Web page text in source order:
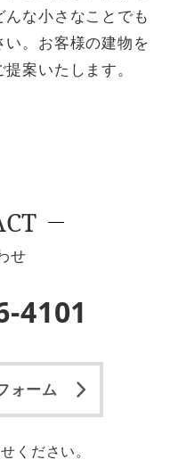
な小さなことでも
。お客様の建物を
案いたします。
せ
4101
ォーム
ください。